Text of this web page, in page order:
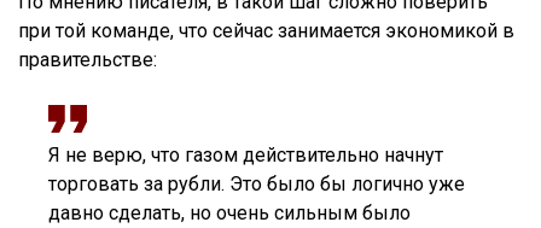
при той команде, что сейчас занимается экономикой в
правительстве:
Я не верю, что газом действительно начнут
торговать за рубли. Это было бы логично уже
давно сделать, но очень сильным было